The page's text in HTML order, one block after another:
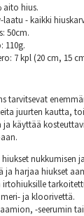
aito hius.
laatu - kaikki
50cm.
110g.
7 kpl (20 cm, 15
tarvitsevat
juurten kautta,
ja käyttää
nukkumisen
ja harjaa hiukset
irtohiuksille
ja kloorivettä.
-seerumin